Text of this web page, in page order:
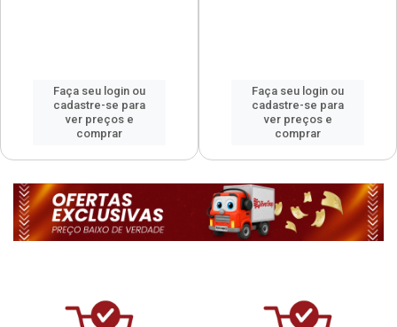
Faça seu login ou
cadastre-se para
ver preços e
comprar
Faça seu login ou
cadastre-se para
ver preços e
comprar